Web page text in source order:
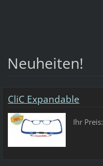
Neuheiten!
CliC Expandable
Ihr Preis: